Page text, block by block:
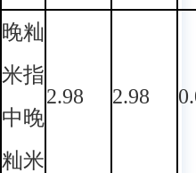
晚籼
米指
中晚
籼米
2.98 2.98